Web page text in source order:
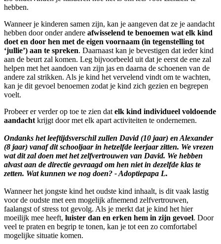
hebben.
Wanneer je kinderen samen zijn, kan je aangeven dat ze je aandacht
hebben door onder andere afwisselend te benoemen wat elk kind
doet en door hen met de eigen voornaam (in tegenstelling tot
‘jullie’) aan te spreken. Daarnaast kan je bevestigen dat ieder kind
aan de beurt zal komen. Leg bijvoorbeeld uit dat je eerst de ene zal
helpen met het aandoen van zijn jas en daarna de schoenen van de
andere zal strikken. Als je kind het vervelend vindt om te wachten,
kan je dit gevoel benoemen zodat je kind zich gezien en begrepen
voelt.
Probeer er verder op toe te zien datelk kind individueel voldoende
aandachtkrijgt door met elk apart activiteiten te ondernemen.
Ondanks het leeftijdsverschil zullen David (10 jaar) en Alexander
(8 jaar) vanaf dit schooljaar in hetzelfde leerjaar zitten. We vrezen
wat dit zal doen met het zelfvertrouwen van David. We hebben
alvast aan de directie gevraagd om hen niet in dezelfde klas te
zetten. Wat kunnen we nog doen? - Adoptiepapa L.
Wanneer het jongste kind het oudste kind inhaalt, is dit vaak lastig
voor de oudste met een mogelijk afnemend zelfvertrouwen,
faalangst of stress tot gevolg. Als je merkt dat je kind het hier
moeilijk mee heeft, luister dan en erken hem in zijn gevoel. Door
veel te praten en begrip te tonen, kan je tot een zo comfortabel
mogelijke situatie komen.